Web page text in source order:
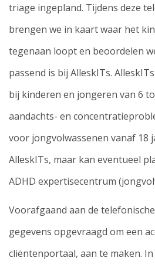
triage ingepland. Tijdens deze
brengen we in kaart waar het
tegenaan loopt en beoordelen
passend is bij AlleskITs.
bij kinderen en jongeren van 6
aandachts- en
voor jongvolwassenen vanaf 18
AlleskITs, maar kan eventueel
ADHD expertisecentrum
Voorafgaand aan de
gegevens opgevraagd om een
cliëntenportaal, aan te maken.